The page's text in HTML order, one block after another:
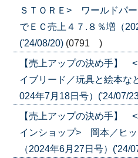
ＳＴＯＲＥ> ワールドパ
でＥＣ売上４７.８％増（
('24/08/20) (0791 )
【売上アップの決め手】
イブリード／玩具と絵本な
024年7月18日号）('24/07/
【売上アップの決め手】
インショップ> 岡本／ヒ
（2024年6月27日号）('24/